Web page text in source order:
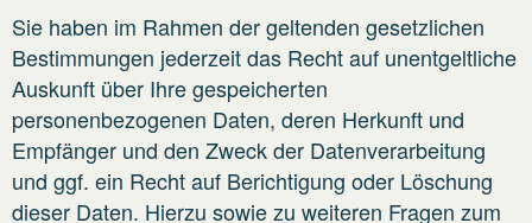
Sie haben im Rahmen der geltenden gesetzlichen
Bestimmungen jederzeit das Recht auf unentgeltliche
Auskunft über Ihre gespeicherten
personenbezogenen Daten, deren Herkunft und
Empfänger und den Zweck der Datenverarbeitung
und ggf. ein Recht auf Berichtigung oder Löschung
dieser Daten. Hierzu sowie zu weiteren Fragen zum